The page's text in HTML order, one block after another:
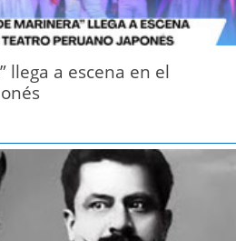
llega a escena en el